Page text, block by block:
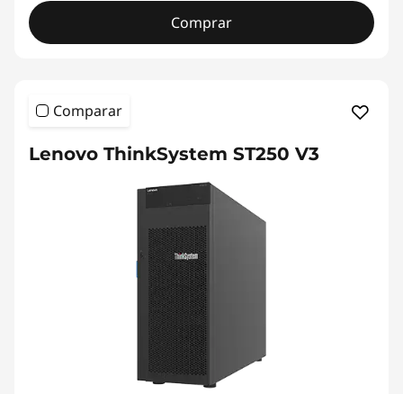
Comprar
Comparar
Lenovo ThinkSystem ST250 V3